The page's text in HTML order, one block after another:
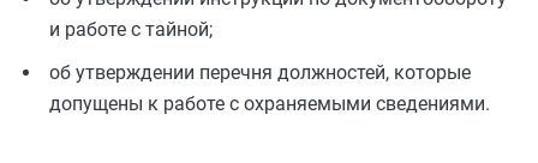
и работе с тайной;
об утверждении перечня должностей, которые
допущены к работе с охраняемыми сведениями.